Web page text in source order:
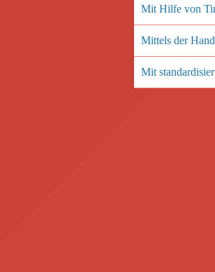
Mit Hilfe von
Mittels der
Mit